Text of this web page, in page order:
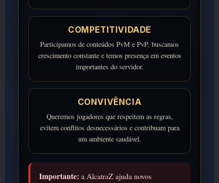
COMPETITIVIDADE
Participamos de conteúdos PvM e PvP, buscamos
crescimento constante e temos presença em eventos
importantes do servidor.
CONVIVÊNCIA
Queremos jogadores que respeitem as regras,
evitem conflitos desnecessários e contribuam para
um ambiente saudável.
Importante: a AlcatraZ ajuda novos